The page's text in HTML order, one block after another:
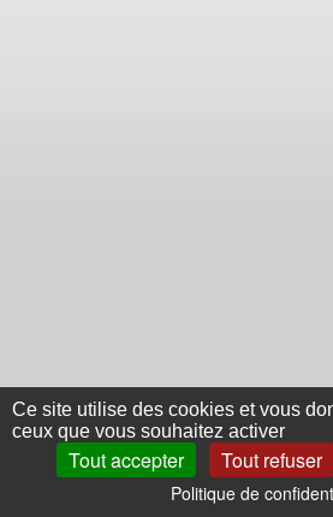
Ce site utilise des cookies et vous
ceux que vous souhaitez activer
Tout accepter Tout refuser
Politique de